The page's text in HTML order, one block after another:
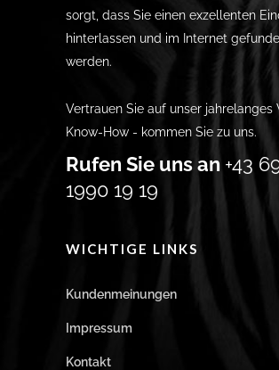
sorgt, dass Sie einen exzellenten
hinterlassen und im Internet
werden.
Vertrauen Sie auf unser jahrelanges
Know-How - kommen Sie zu uns.
Rufen Sie uns an +43
1990 19 19
WICHTIGE LINKS
Kundenmeinungen
Impressum
Kontakt